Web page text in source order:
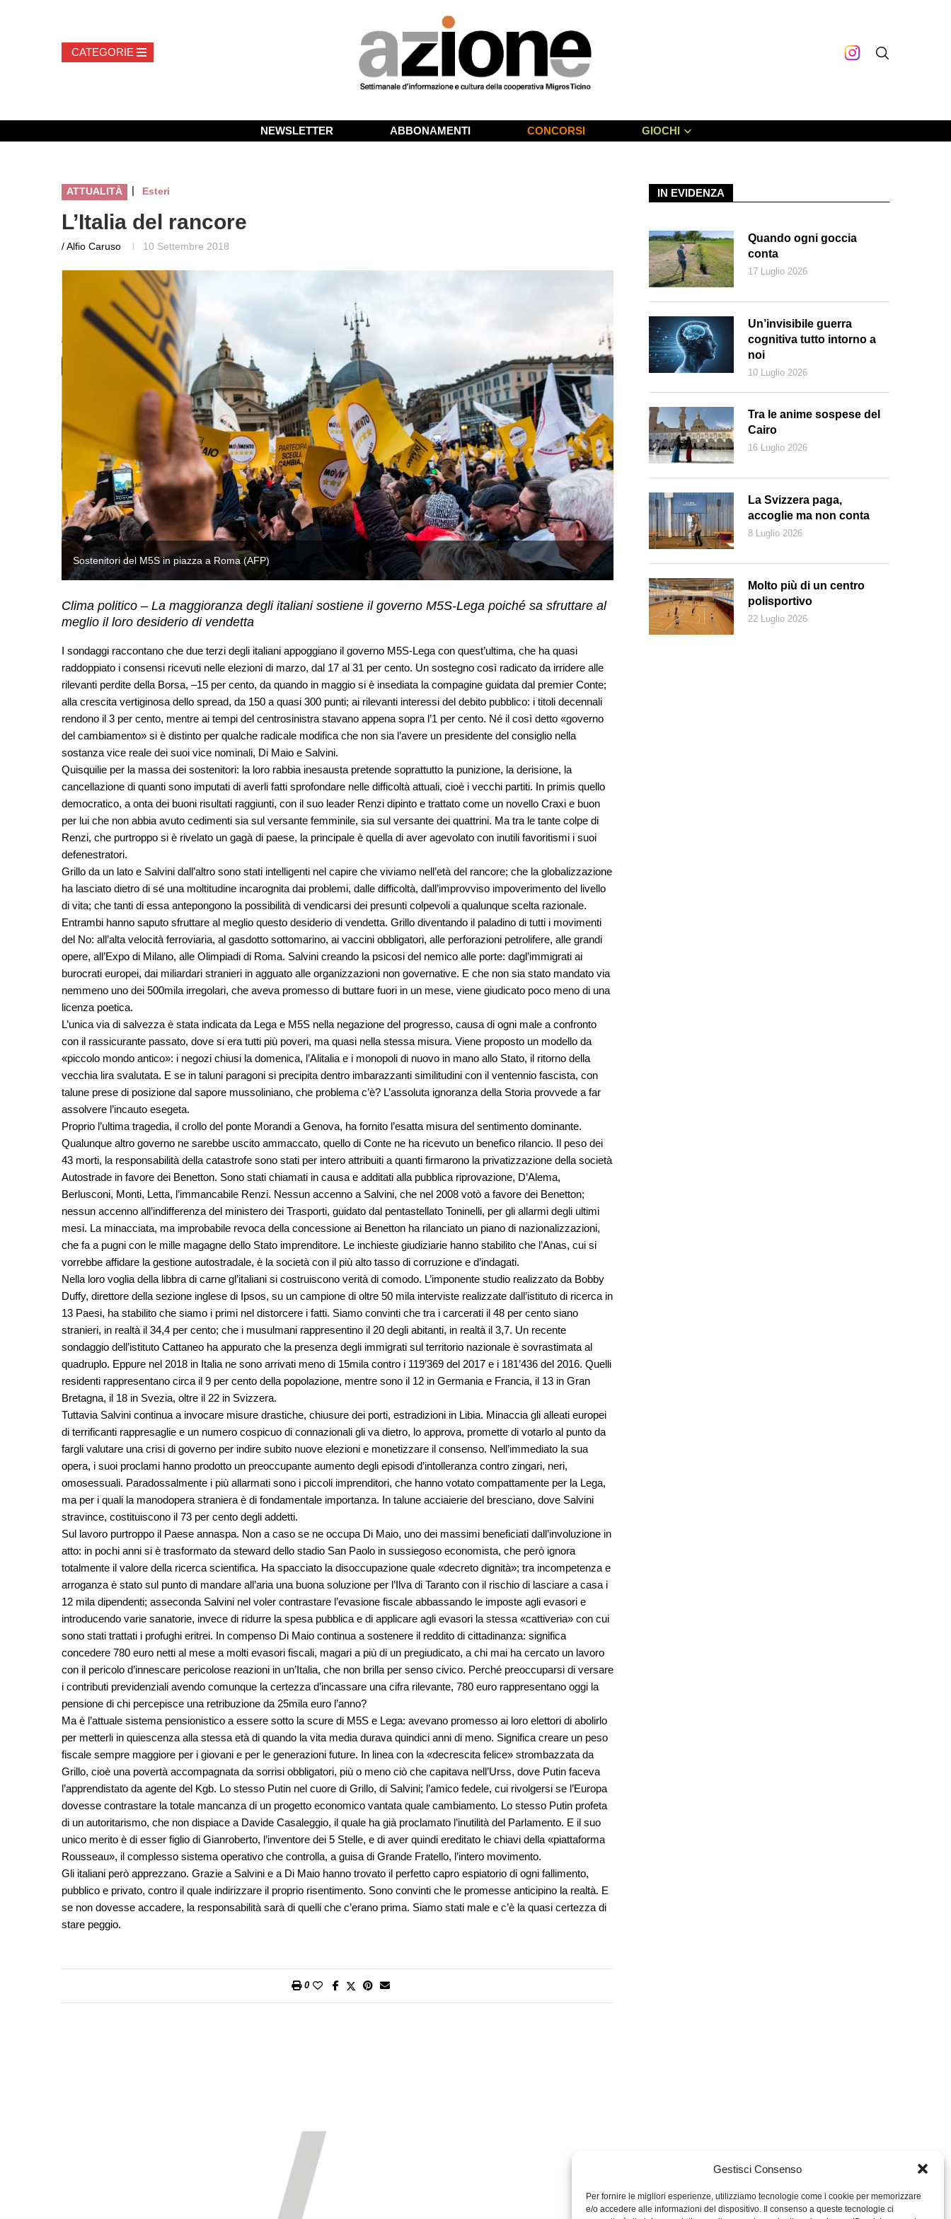
Gestisci Consenso
Per fornire le migliori esperienze, utilizziamo tecnologie come i cookie per memorizzare
e/o accedere alle informazioni del dispositivo. Il consenso a queste tecnologie ci
NEWSLETTER ABBONAMENTI CONCORSI GIOCHI
ATTUALITÀ | Esteri
L’Italia del rancore
/ Alfio Caruso 10 Settembre 2018
Sostenitori del M5S in piazza a Roma (AFP) Sostenitori del M5S in piazza a Roma (AFP)
Clima politico – La maggioranza degli italiani sostiene il governo M5S-Lega poiché sa sfruttare al
meglio il loro desiderio di vendetta
I sondaggi raccontano che due terzi degli italiani appoggiano il governo M5S-Lega con quest’ultima, che ha quasi
raddoppiato i consensi ricevuti nelle elezioni di marzo, dal 17 al 31 per cento. Un sostegno così radicato da irridere alle
rilevanti perdite della Borsa, –15 per cento, da quando in maggio si è insediata la compagine guidata dal premier Conte;
alla crescita vertiginosa dello spread, da 150 a quasi 300 punti; ai rilevanti interessi del debito pubblico: i titoli decennali
rendono il 3 per cento, mentre ai tempi del centrosinistra stavano appena sopra l’1 per cento. Né il così detto «governo
del cambiamento» si è distinto per qualche radicale modifica che non sia l’avere un presidente del consiglio nella
sostanza vice reale dei suoi vice nominali, Di Maio e Salvini.
Quisquilie per la massa dei sostenitori: la loro rabbia inesausta pretende soprattutto la punizione, la derisione, la
cancellazione di quanti sono imputati di averli fatti sprofondare nelle difficoltà attuali, cioè i vecchi partiti. In primis quello
democratico, a onta dei buoni risultati raggiunti, con il suo leader Renzi dipinto e trattato come un novello Craxi e buon
per lui che non abbia avuto cedimenti sia sul versante femminile, sia sul versante dei quattrini. Ma tra le tante colpe di
Renzi, che purtroppo si è rivelato un gagà di paese, la principale è quella di aver agevolato con inutili favoritismi i suoi
defenestratori.
Grillo da un lato e Salvini dall’altro sono stati intelligenti nel capire che viviamo nell’età del rancore; che la globalizzazione
ha lasciato dietro di sé una moltitudine incarognita dai problemi, dalle difficoltà, dall’improvviso impoverimento del livello
di vita; che tanti di essa antepongono la possibilità di vendicarsi dei presunti colpevoli a qualunque scelta razionale.
Entrambi hanno saputo sfruttare al meglio questo desiderio di vendetta. Grillo diventando il paladino di tutti i movimenti
del No: all’alta velocità ferroviaria, al gasdotto sottomarino, ai vaccini obbligatori, alle perforazioni petrolifere, alle grandi
opere, all’Expo di Milano, alle Olimpiadi di Roma. Salvini creando la psicosi del nemico alle porte: dagl’immigrati ai
burocrati europei, dai miliardari stranieri in agguato alle organizzazioni non governative. E che non sia stato mandato via
nemmeno uno dei 500mila irregolari, che aveva promesso di buttare fuori in un mese, viene giudicato poco meno di una
licenza poetica.
L’unica via di salvezza è stata indicata da Lega e M5S nella negazione del progresso, causa di ogni male a confronto
con il rassicurante passato, dove si era tutti più poveri, ma quasi nella stessa misura. Viene proposto un modello da
«piccolo mondo antico»: i negozi chiusi la domenica, l’Alitalia e i monopoli di nuovo in mano allo Stato, il ritorno della
vecchia lira svalutata. E se in taluni paragoni si precipita dentro imbarazzanti similitudini con il ventennio fascista, con
talune prese di posizione dal sapore mussoliniano, che problema c’è? L’assoluta ignoranza della Storia provvede a far
assolvere l’incauto esegeta.
Proprio l’ultima tragedia, il crollo del ponte Morandi a Genova, ha fornito l’esatta misura del sentimento dominante.
Qualunque altro governo ne sarebbe uscito ammaccato, quello di Conte ne ha ricevuto un benefico rilancio. Il peso dei
43 morti, la responsabilità della catastrofe sono stati per intero attribuiti a quanti firmarono la privatizzazione della società
Autostrade in favore dei Benetton. Sono stati chiamati in causa e additati alla pubblica riprovazione, D’Alema,
Berlusconi, Monti, Letta, l’immancabile Renzi. Nessun accenno a Salvini, che nel 2008 votò a favore dei Benetton;
nessun accenno all’indifferenza del ministero dei Trasporti, guidato dal pentastellato Toninelli, per gli allarmi degli ultimi
mesi. La minacciata, ma improbabile revoca della concessione ai Benetton ha rilanciato un piano di nazionalizzazioni,
che fa a pugni con le mille magagne dello Stato imprenditore. Le inchieste giudiziarie hanno stabilito che l’Anas, cui si
vorrebbe affidare la gestione autostradale, è la società con il più alto tasso di corruzione e d’indagati.
Nella loro voglia della libbra di carne gl’italiani si costruiscono verità di comodo. L’imponente studio realizzato da Bobby
Duffy, direttore della sezione inglese di Ipsos, su un campione di oltre 50 mila interviste realizzate dall’istituto di ricerca in
13 Paesi, ha stabilito che siamo i primi nel distorcere i fatti. Siamo convinti che tra i carcerati il 48 per cento siano
stranieri, in realtà il 34,4 per cento; che i musulmani rappresentino il 20 degli abitanti, in realtà il 3,7. Un recente
sondaggio dell’istituto Cattaneo ha appurato che la presenza degli immigrati sul territorio nazionale è sovrastimata al
quadruplo. Eppure nel 2018 in Italia ne sono arrivati meno di 15mila contro i 119’369 del 2017 e i 181’436 del 2016. Quelli
residenti rappresentano circa il 9 per cento della popolazione, mentre sono il 12 in Germania e Francia, il 13 in Gran
Bretagna, il 18 in Svezia, oltre il 22 in Svizzera.
Tuttavia Salvini continua a invocare misure drastiche, chiusure dei porti, estradizioni in Libia. Minaccia gli alleati europei
di terrificanti rappresaglie e un numero cospicuo di connazionali gli va dietro, lo approva, promette di votarlo al punto da
fargli valutare una crisi di governo per indire subito nuove elezioni e monetizzare il consenso. Nell’immediato la sua
opera, i suoi proclami hanno prodotto un preoccupante aumento degli episodi d’intolleranza contro zingari, neri,
omosessuali. Paradossalmente i più allarmati sono i piccoli imprenditori, che hanno votato compattamente per la Lega,
ma per i quali la manodopera straniera è di fondamentale importanza. In talune acciaierie del bresciano, dove Salvini
stravince, costituiscono il 73 per cento degli addetti.
Sul lavoro purtroppo il Paese annaspa. Non a caso se ne occupa Di Maio, uno dei massimi beneficiati dall’involuzione in
atto: in pochi anni si è trasformato da steward dello stadio San Paolo in sussiegoso economista, che però ignora
totalmente il valore della ricerca scientifica. Ha spacciato la disoccupazione quale «decreto dignità»; tra incompetenza e
arroganza è stato sul punto di mandare all’aria una buona soluzione per l’Ilva di Taranto con il rischio di lasciare a casa i
12 mila dipendenti; asseconda Salvini nel voler contrastare l’evasione fiscale abbassando le imposte agli evasori e
introducendo varie sanatorie, invece di ridurre la spesa pubblica e di applicare agli evasori la stessa «cattiveria» con cui
sono stati trattati i profughi eritrei. In compenso Di Maio continua a sostenere il reddito di cittadinanza: significa
concedere 780 euro netti al mese a molti evasori fiscali, magari a più di un pregiudicato, a chi mai ha cercato un lavoro
con il pericolo d’innescare pericolose reazioni in un’Italia, che non brilla per senso civico. Perché preoccuparsi di versare
i contributi previdenziali avendo comunque la certezza d’incassare una cifra rilevante, 780 euro rappresentano oggi la
pensione di chi percepisce una retribuzione da 25mila euro l’anno?
Ma è l’attuale sistema pensionistico a essere sotto la scure di M5S e Lega: avevano promesso ai loro elettori di abolirlo
per metterli in quiescenza alla stessa età di quando la vita media durava quindici anni di meno. Significa creare un peso
fiscale sempre maggiore per i giovani e per le generazioni future. In linea con la «decrescita felice» strombazzata da
Grillo, cioè una povertà accompagnata da sorrisi obbligatori, più o meno ciò che capitava nell’Urss, dove Putin faceva
l’apprendistato da agente del Kgb. Lo stesso Putin nel cuore di Grillo, di Salvini; l’amico fedele, cui rivolgersi se l’Europa
dovesse contrastare la totale mancanza di un progetto economico vantata quale cambiamento. Lo stesso Putin profeta
di un autoritarismo, che non dispiace a Davide Casaleggio, il quale ha già proclamato l’inutilità del Parlamento. E il suo
unico merito è di esser figlio di Gianroberto, l’inventore dei 5 Stelle, e di aver quindi ereditato le chiavi della «piattaforma
Rousseau», il complesso sistema operativo che controlla, a guisa di Grande Fratello, l’intero movimento.
Gli italiani però apprezzano. Grazie a Salvini e a Di Maio hanno trovato il perfetto capro espiatorio di ogni fallimento,
pubblico e privato, contro il quale indirizzare il proprio risentimento. Sono convinti che le promesse anticipino la realtà. E
se non dovesse accadere, la responsabilità sarà di quelli che c’erano prima. Siamo stati male e c’è la quasi certezza di
stare peggio.
0
IN EVIDENZA
Quando ogni goccia
conta
17 Luglio 2026
Un’invisibile guerra
cognitiva tutto intorno a
noi
10 Luglio 2026
Tra le anime sospese del
Cairo
16 Luglio 2026
La Svizzera paga,
accoglie ma non conta
8 Luglio 2026
Molto più di un centro
polisportivo
22 Luglio 2026